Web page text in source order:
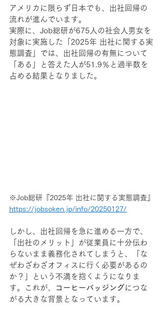
アメリカに限らず日本でも、出社回帰の
流れが進んでいます。
実際に、Job総研が675人の社会人男女を
対象に実施した「2025年 出社に関する実
態調査」では、出社回帰の有無について
「ある」と答えた人が51.9％と過半数を
占める結果となりました。
※Job総研『2025年 出社に関する実態調査』
https://jobsoken.jp/info/20250127/
しかし、出社回帰を急に進める一方で、
「出社のメリット」が従業員に十分伝わ
らないまま義務化されてしまうと、「な
ぜわざわざオフィスに行く必要があるの
か？」という不満を抱くようになりま
す。これが、
コーヒーバッジング につな
がる大きな背景となっています。